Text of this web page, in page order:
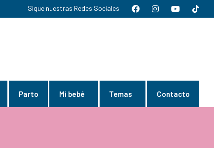
Sigue nuestras Redes Sociales
Parto Mi bebé Temas Contacto